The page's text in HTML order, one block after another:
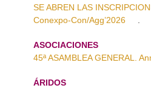
SE ABREN LAS
Conexpo-Con/Agg’2026
ASOCIACIONES
45ª ASAMBLEA GENERAL.
ÁRIDOS